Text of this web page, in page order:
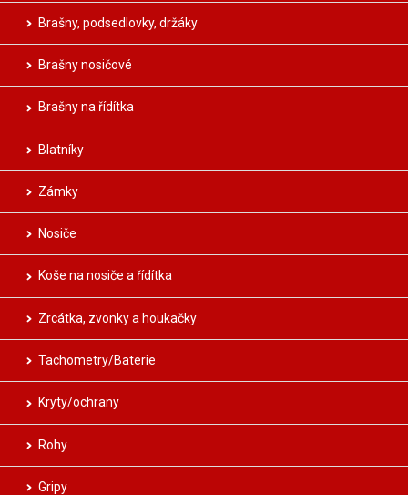
Brašny, podsedlovky, držáky
Brašny nosičové
Brašny na řídítka
Blatníky
Zámky
Nosiče
Koše na nosiče a řídítka
Zrcátka, zvonky a houkačky
Tachometry/Baterie
Kryty/ochrany
Rohy
Gripy